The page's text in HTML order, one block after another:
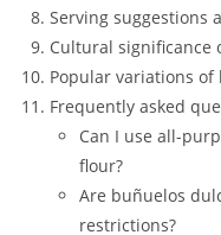
Serving suggestions
Cultural significance
Popular variations
Frequently asked
Can I use all-
flour?
Are buñuelos
restrictions?